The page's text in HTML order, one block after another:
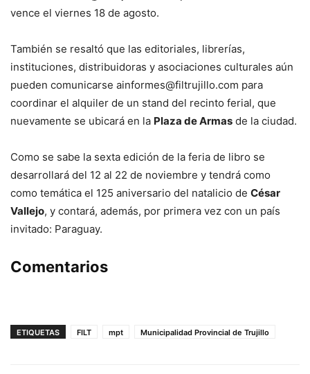
vence el viernes 18 de agosto.
También se resaltó que las editoriales, librerías,
instituciones, distribuidoras y asociaciones culturales aún
pueden comunicarse ainformes@filtrujillo.com para
coordinar el alquiler de un stand del recinto ferial, que
nuevamente se ubicará en la Plaza de Armas de la ciudad.
Como se sabe la sexta edición de la feria de libro se
desarrollará del 12 al 22 de noviembre y tendrá como
como temática el 125 aniversario del natalicio de César
Vallejo, y contará, además, por primera vez con un país
invitado: Paraguay.
Comentarios
ETIQUETAS FILT mpt Municipalidad Provincial de Trujillo